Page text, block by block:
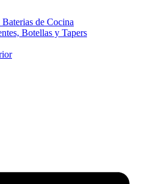
de Cocina
Botellas y Tapers